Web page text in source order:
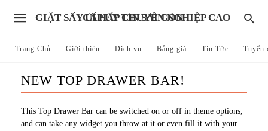
GIẶT SẤY ỦI HẤP CHUYÊN NGHIỆP CAO CẤP UY TÍN SÀI GÒN
Trang Chủ Giới thiệu Dịch vụ Bảng giá Tin Tức Tuyển
NEW TOP DRAWER BAR!
This Top Drawer Bar can be switched on or off in theme options,
and can take any widget you throw at it or even fill it with your